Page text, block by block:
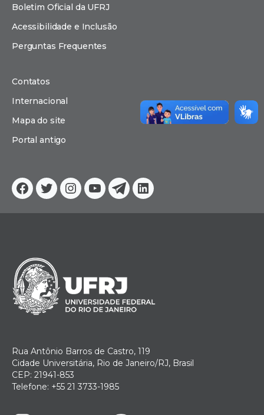
Facebook
TwitterInstagram
YouTube
TelegramLinkedin
Boletim Oficial da UFRJ
Acessibilidade e Inclusão
Perguntas Frequentes
Contatos
Internacional
Mapa do site
Portal antigo
Rua Antônio Barros de Castro, 119
Cidade Universitária, Rio de Janeiro/RJ, Brasil
CEP: 21941-853
Telefone: +55 21 3733-1985